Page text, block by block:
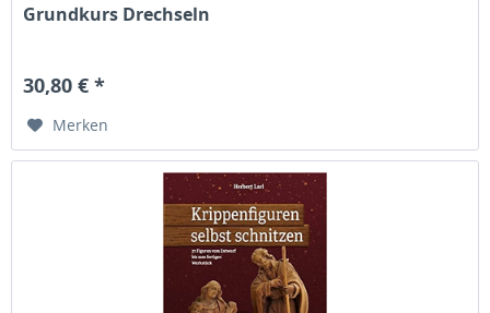
Grundkurs Drechseln
30,80 € *
Merken